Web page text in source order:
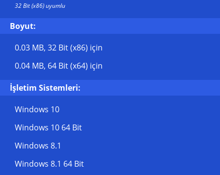
32 Bit (x86) uyumlu
Boyut:
0.03 MB, 32 Bit (x86) için
0.04 MB, 64 Bit (x64) için
İşletim Sistemleri:
Windows 10
Windows 10 64 Bit
Windows 8.1
Windows 8.1 64 Bit